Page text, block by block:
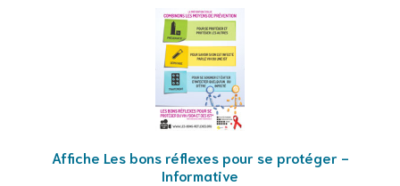
Affiche Les bons réflexes pour se protéger -
Informative